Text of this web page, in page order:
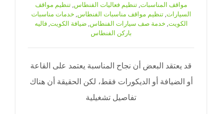
مواقف المناسبات,تنظيم فعاليات الفنطاس,تنظيم مواقف
السيارات,تنظيم مواقف مناسبات الفنطاس, خدمات مناسبات
الكويت, خدمة صف سيارات الفنطاس, ضيافة الكويت,فاليه
باركن الفنطاس
قد يعتقد البعض أن نجاح المناسبة يعتمد على القاعة
أو الضيافة أو الديكورات فقط، لكن الحقيقة أن هناك
تفاصيل تشغيلية